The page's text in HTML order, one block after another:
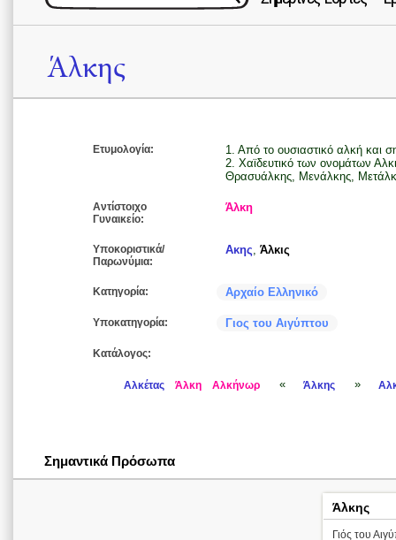
Άλκης
Ετυμολογία:
1. Από το ουσιαστικό αλκή και
2. Χαϊδευτικό των ονομάτων
Θρασυάλκης, Μενάλκης,
Αντίστοιχο
Γυναικείο:
Άλκη
Υποκοριστικά/
Παρωνύμια:
Ακης, Άλκις
Κατηγορία: Αρχαίο Ελληνικό
Υποκατηγορία: Γιος του Αιγύπτου
Κατάλογος:
Αλκέτας Άλκη Αλκήνωρ « Άλκης »
Σημαντικά Πρόσωπα
Άλκης
Γιός του